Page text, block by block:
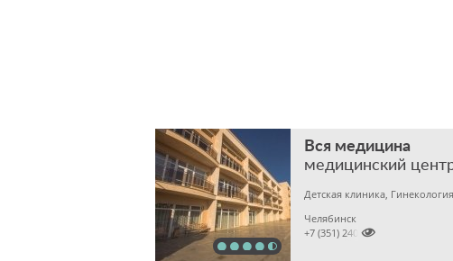
Вся медицина
медицинский
Детская клиника,
Челябинск

+7 (351) 2400303